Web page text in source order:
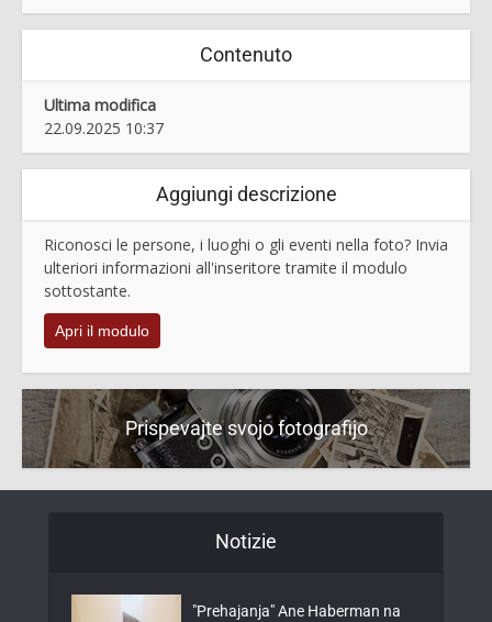
Contenuto
Ultima modifica
22.09.2025 10:37
Aggiungi descrizione
Riconosci le persone, i luoghi o gli eventi nella foto? Invia
ulteriori informazioni all'inseritore tramite il modulo
sottostante.
Apri il modulo
Prispevajte svojo fotografijo
Notizie
"Prehajanja" Ane Haberman na